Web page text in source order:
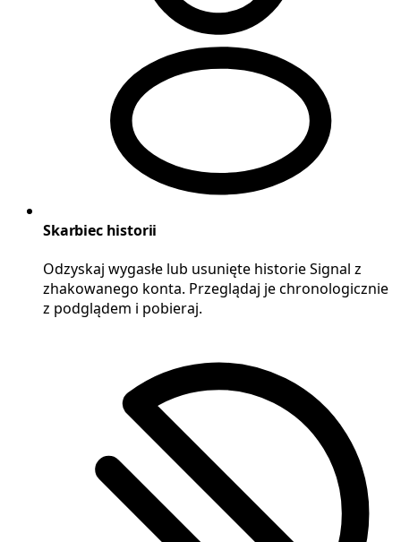
Skarbiec historii
Odzyskaj wygasłe lub usunięte historie Signal z
zhakowanego konta. Przeglądaj je chronologicznie
z podglądem i pobieraj.